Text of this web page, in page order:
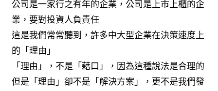
公司是一家行之有年的企業，公司是上市上櫃的企
業，要對投資人負責任
這是我們常常聽到，許多中大型企業在決策速度上
的「理由」
「理由」，不是「藉口」，因為這種說法是合理的
但是「理由」卻不是「解決方案」，更不是我們發